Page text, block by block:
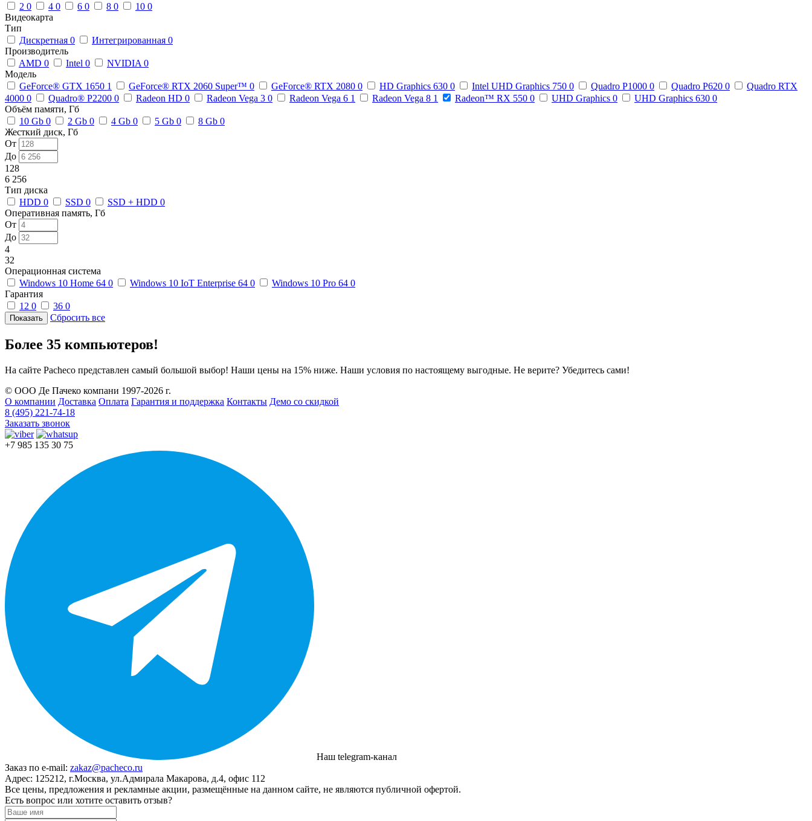
2 0 4 0 6 0 8 0 10 0
Видеокарта
Тип
Дискретная 0 Интегрированная 0
Производитель
AMD 0 Intel 0 NVIDIA 0
Модель
GeForce® GTX 1650 1 GeForce® RTX 2060 Super™ 0 GeForce® RTX 2080 0 HD Graphics 630 0 Intel UHD Graphics 750 0 Quadro P1000 0 Quadro P620 0
Quadro RTX
4000 0 Quadro® P2200 0 Radeon HD 0 Radeon Vega 3 0 Radeon Vega 6 1 Radeon Vega 8 1 Radeon™ RX 550 0 UHD Graphics 0 UHD Graphics 630 0
Объём памяти, Гб
10 Gb 0 2 Gb 0 4 Gb 0 5 Gb 0 8 Gb 0
Жесткий диск, Гб
От
До
128
6 256
Тип диска
HDD 0 SSD 0 SSD + HDD 0
Оперативная память, Гб
От
До
4
32
Операционная система
Windows 10 Home 64 0 Windows 10 IoT Enterprise 64 0 Windows 10 Pro 64 0
Гарантия
12 0 36 0
Сбросить все
Более 35 компьютеров!
На сайте Pacheco представлен самый большой выбор! Наши цены на 15% ниже. Наши условия по настоящему выгодные. Не верите? Убедитесь сами!
© ООО Де Пачеко компани 1997-2026 г.
О компании Доставка Оплата Гарантия и поддержка Контакты Демо со скидкой
8 (495) 221-74-18
Заказать звонок
+7 985 135 30 75
Наш telegram-канал
Заказ по e-mail: zakaz@pacheco.ru
Адрес: 125212, г.Москва, ул.Адмирала Макарова, д.4, офис 112
Все цены, предложения и рекламные акции, размещённые на данном сайте, не являются публичной офертой.
Есть вопрос или хотите оставить отзыв?